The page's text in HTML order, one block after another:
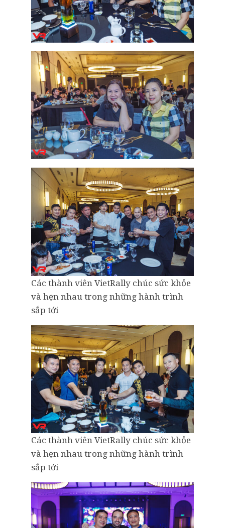
Các thành viên VietRally chúc sức khỏe
và hẹn nhau trong những hành trình
sắp tới
Các thành viên VietRally chúc sức khỏe
và hẹn nhau trong những hành trình
sắp tới